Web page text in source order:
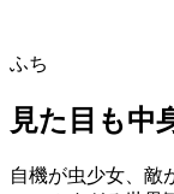
ふち
見た目も中
自機が虫少女、敵